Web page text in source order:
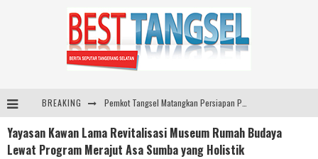
BREAKING
ARYADUTA Lippo Village Ajak Keluarga Rayakan HAN 2026 Lewat Family Photo Walk Bersama Kanca Kids dan Boylagi
Yayasan Kawan Lama Revitalisasi Museum Rumah Budaya
Lewat Program Merajut Asa Sumba yang Holistik